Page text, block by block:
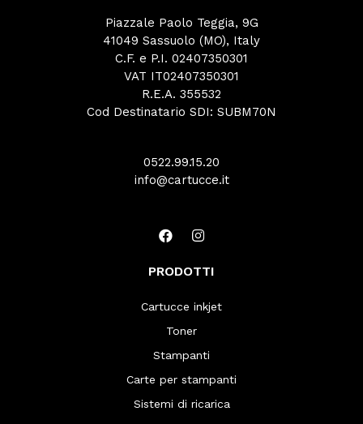
Piazzale Paolo Teggia, 9G
41049 Sassuolo (MO), Italy
C.F. e P.I. 02407350301
VAT IT02407350301
R.E.A. 355532
Cod Destinatario SDI: SUBM70N
0522.99.15.20
info@cartucce.it
PRODOTTI
Cartucce inkjet
Toner
Stampanti
Carte per stampanti
Sistemi di ricarica